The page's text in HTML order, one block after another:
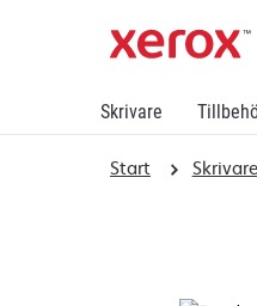
Skrivare
Start Skrivare